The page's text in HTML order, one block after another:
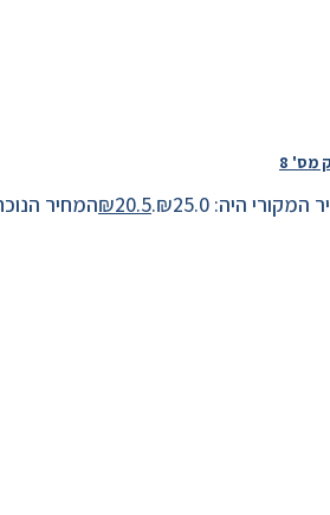
8
היה: ₪25.0. ₪20.5 המחיר הנוכחי